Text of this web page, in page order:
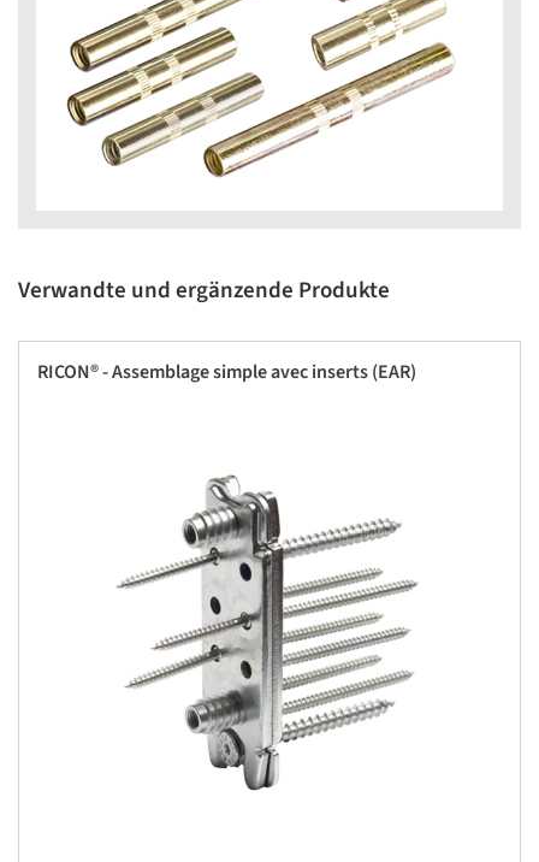
Verwandte und ergänzende Produkte
RICON® - Assemblage simple avec inserts (EAR)